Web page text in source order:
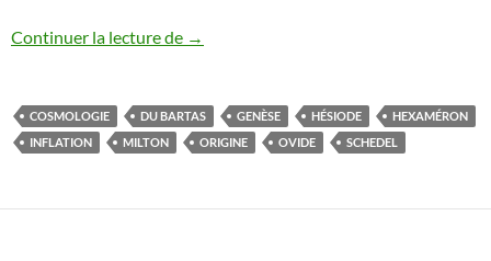
Continuer la lecture de L’image de l’origine à travers science
→
COSMOLOGIE DU BARTAS GENÈSE HÉSIODE
HEXAMÉRON
INFLATION
MILTON ORIGINE OVIDE SCHEDEL